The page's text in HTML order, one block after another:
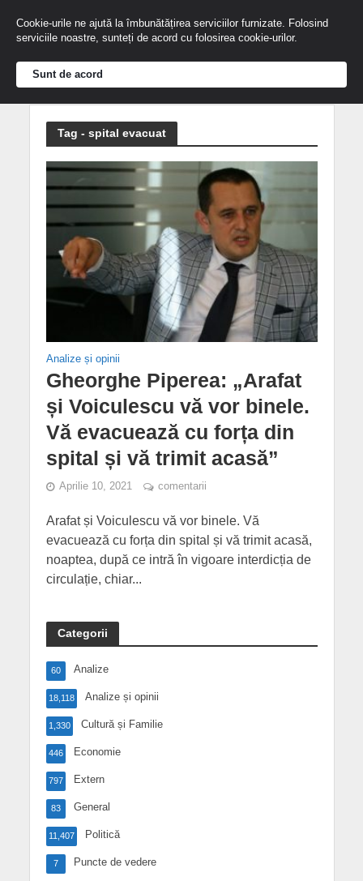
Tag - spital evacuat
Analize și opinii
Gheorghe Piperea: „Arafat
și Voiculescu vă vor binele.
Vă evacuează cu forța din
spital și vă trimit acasă”
Aprilie 10, 2021 comentarii
Arafat și Voiculescu vă vor binele. Vă
evacuează cu forța din spital și vă trimit acasă,
noaptea, după ce intră în vigoare interdicția de
circulație, chiar...
Categorii
Analize
60
Analize și opinii
18,118
Cultură și Familie
1,330
Economie
446
Extern
797
General
83
Politică
11,407
Puncte de vedere
7
Cookie-urile ne ajută la îmbunătățirea serviciilor furnizate. Folosind
serviciile noastre, sunteți de acord cu folosirea cookie-urilor.
Sunt de acord